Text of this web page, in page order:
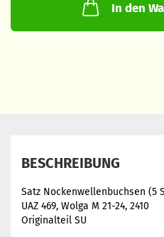
In den
BESCHREIBUNG
Satz Nockenwellenbuchsen (5
UAZ 469, Wolga M 21-24, 2410
Originalteil SU